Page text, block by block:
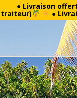
● Livraison
traiteur) ●